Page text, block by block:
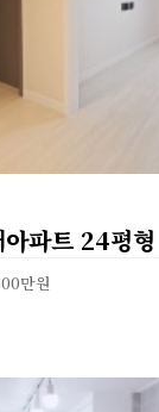
파트 24평
만원